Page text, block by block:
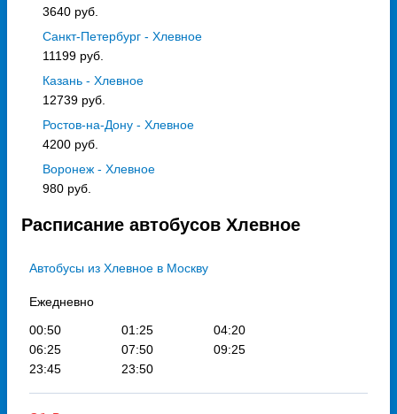
3640 руб.
Санкт-Петербург - Хлевное
11199 руб.
Казань - Хлевное
12739 руб.
Ростов-на-Дону - Хлевное
4200 руб.
Воронеж - Хлевное
980 руб.
Расписание автобусов Хлевное
Автобусы из Хлевное в Москву
Ежедневно
00:50
01:25
04:20
06:25
07:50
09:25
23:45
23:50